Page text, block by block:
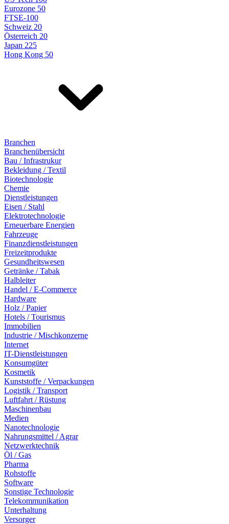
Eurozone 50
FTSE-100
Schweiz 20
Österreich 20
Japan 225
Hong Kong 50
Branchen
Branchenübersicht
Bau / Infrastrukur
Bekleidung / Textil
Biotechnologie
Chemie
Dienstleistungen
Eisen / Stahl
Elektrotechnologie
Erneuerbare Energien
Fahrzeuge
Finanzdienstleistungen
Freizeitprodukte
Gesundheitswesen
Getränke / Tabak
Halbleiter
Handel / E-Commerce
Hardware
Holz / Papier
Hotels / Tourismus
Immobilien
Industrie / Mischkonzerne
Internet
IT-Dienstleistungen
Konsumgüter
Kosmetik
Kunststoffe / Verpackungen
Logistik / Transport
Luftfahrt / Rüstung
Maschinenbau
Medien
Nanotechnologie
Nahrungsmittel / Agrar
Netzwerktechnik
Öl / Gas
Pharma
Rohstoffe
Software
Sonstige Technologie
Telekommunikation
Unterhaltung
Versorger